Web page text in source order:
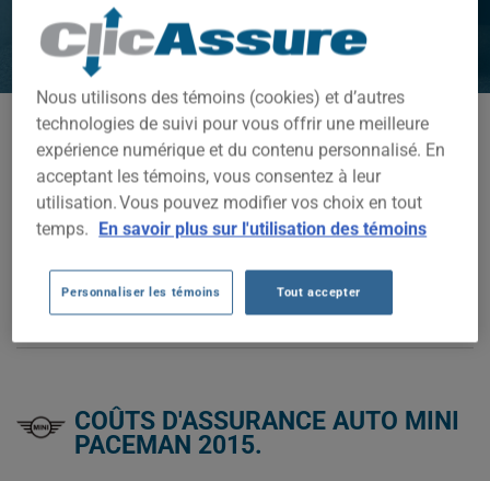
CLIQUEZ ICI POUR ÉCONOMISER SUR VOTRE
ASSURANCE AUTO
Modèles disponibles
PACEMAN
Année
COÛTS D'ASSURANCE AUTO MINI
PACEMAN 2015.
Nous utilisons des témoins (cookies) et d’autres
technologies de suivi pour vous offrir une meilleure
expérience numérique et du contenu personnalisé. En
acceptant les témoins, vous consentez à leur
utilisation. Vous pouvez modifier vos choix en tout
temps. En savoir plus sur l'utilisation des témoins
Personnaliser les témoins Tout accepter